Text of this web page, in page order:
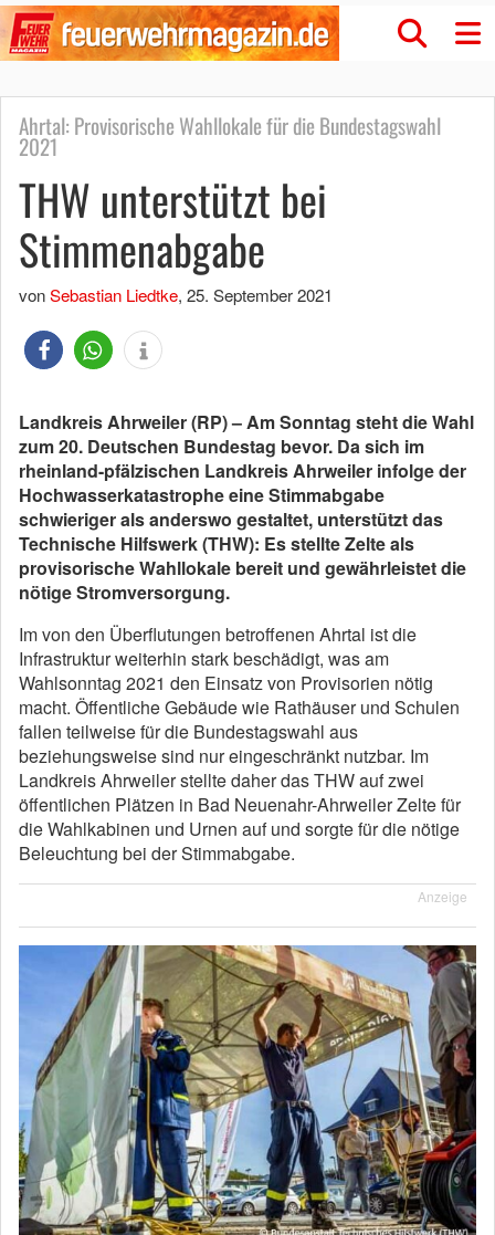
Ahrtal: Provisorische Wahllokale für die Bundestagswahl
2021
THW unterstützt bei
Stimmenabgabe
vonSebastian Liedtke, 25. September 2021
Landkreis Ahrweiler (RP) – Am Sonntag steht die Wahl
zum 20. Deutschen Bundestag bevor. Da sich im
rheinland-pfälzischen Landkreis Ahrweiler infolge der
Hochwasserkatastrophe eine Stimmabgabe
schwieriger als anderswo gestaltet, unterstützt das
Technische Hilfswerk (THW): Es stellte Zelte als
provisorische Wahllokale bereit und gewährleistet die
nötige Stromversorgung.
Im von den Überflutungen betroffenen Ahrtal ist die
Infrastruktur weiterhin stark beschädigt, was am
Wahlsonntag 2021 den Einsatz von Provisorien nötig
macht. Öffentliche Gebäude wie Rathäuser und Schulen
fallen teilweise für die Bundestagswahl aus
beziehungsweise sind nur eingeschränkt nutzbar. Im
Landkreis Ahrweiler stellte daher das THW auf zwei
öffentlichen Plätzen in Bad Neuenahr-Ahrweiler Zelte für
die Wahlkabinen und Urnen auf und sorgte für die nötige
Beleuchtung bei der Stimmabgabe.
Anzeige